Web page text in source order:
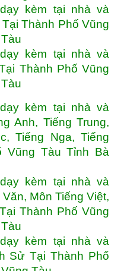
kèm tại nhà và
Thành Phố Vũng
kèm tại nhà và
Thành Phố Vũng
kèm tại nhà và
Anh, Tiếng Trung,
Tiếng Nga, Tiếng
Vũng Tàu Tỉnh Bà
kèm tại nhà và
Môn Tiếng Việt,
Thành Phố Vũng
kèm tại nhà và
Sử Tại Thành Phố